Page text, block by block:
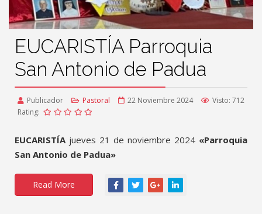
EUCARISTÍA Parroquia
San Antonio de Padua
Publicador Pastoral 22 Noviembre 2024
Visto: 712
Rating:
EUCARISTÍA jueves 21 de noviembre 2024 «Parroquia
San Antonio de Padua»
Read More